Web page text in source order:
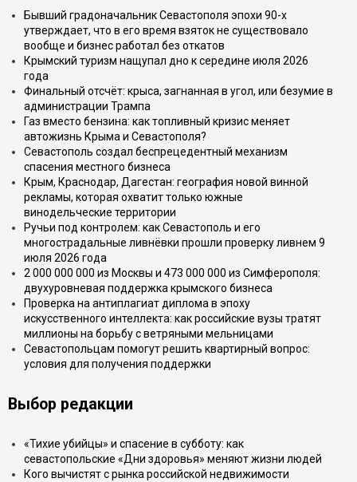
Бывший градоначальник Севастополя эпохи 90-х
утверждает, что в его время взяток не существовало
вообще и бизнес работал без откатов
Крымский туризм нащупал дно к середине июля 2026
года
Финальный отсчёт: крыса, загнанная в угол, или безумие в
администрации Трампа
Газ вместо бензина: как топливный кризис меняет
автожизнь Крыма и Севастополя?
Севастополь создал беспрецедентный механизм
спасения местного бизнеса
Крым, Краснодар, Дагестан: география новой винной
рекламы, которая охватит только южные
винодельческие территории
Ручьи под контролем: как Севастополь и его
многострадальные ливнёвки прошли проверку ливнем 9
июля 2026 года
2 000 000 000 из Москвы и 473 000 000 из Симферополя:
двухуровневая поддержка крымского бизнеса
Проверка на антиплагиат диплома в эпоху
искусственного интеллекта: как российские вузы тратят
миллионы на борьбу с ветряными мельницами
Севастопольцам помогут решить квартирный вопрос:
условия для получения поддержки
Выбор редакции
«Тихие убийцы» и спасение в субботу: как
севастопольские «Дни здоровья» меняют жизни людей
Кого вычистят с рынка российской недвижимости